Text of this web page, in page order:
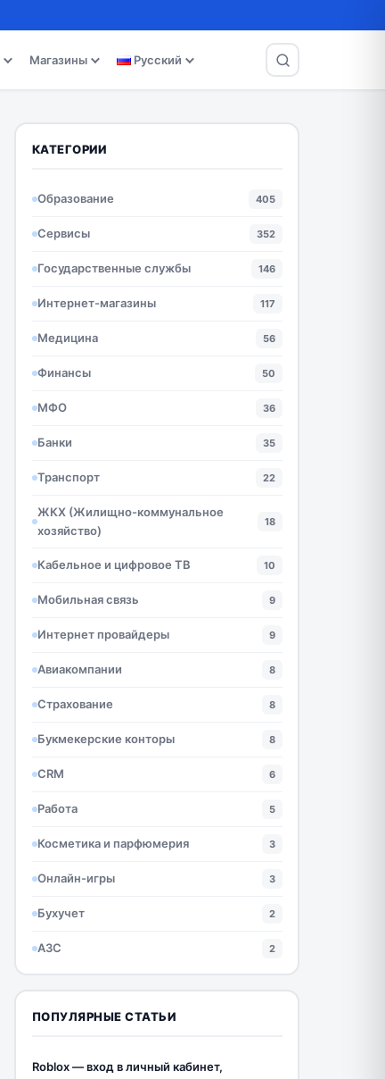
Магазины Русский
КАТЕГОРИИ
Образование 405
Сервисы 352
Государственные службы 146
Интернет-магазины 117
Медицина 56
Финансы 50
МФО 36
Банки 35
Транспорт 22
ЖКХ (Жилищно-коммунальное
хозяйство)
18
Кабельное и цифровое ТВ 10
Мобильная связь 9
Интернет провайдеры 9
Авиакомпании 8
Страхование 8
Букмекерские конторы 8
CRM 6
Работа 5
Косметика и парфюмерия 3
Онлайн-игры 3
Бухучет 2
АЗС 2
ПОПУЛЯРНЫЕ СТАТЬИ
Roblox — вход в личный кабинет,